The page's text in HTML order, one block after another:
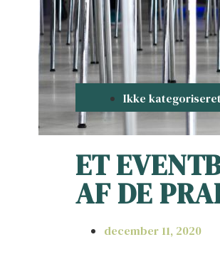
Ikke kategoriseret
ET
AF DE
december 11, 2020